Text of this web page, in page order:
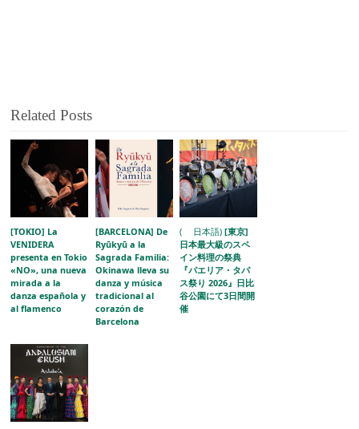
Related Posts
[TOKIO] La
VENIDERA
presenta en Tokio
«NO», una nueva
mirada a la
danza española y
al flamenco
[BARCELONA] De
Ryūkyū a la
Sagrada Familia:
Okinawa lleva su
danza y música
tradicional al
corazón de
Barcelona
( 日本語)[東京]
日本最大級のスペ
イン料理の祭典
『パエリア・タパ
ス祭り 2026』日比
谷公園にて3日間開
催